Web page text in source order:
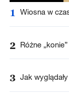
1 Wiosna w
2 Różne
3 Jak